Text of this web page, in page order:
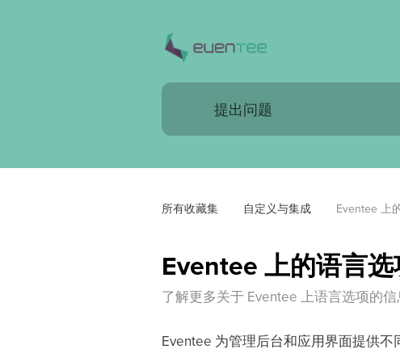
所有收藏集 自定义与集成 Eventee 上
Eventee 上的语言
了解更多关于 Eventee 上语言选项的信
Eventee 为管理后台和应用界面提供不